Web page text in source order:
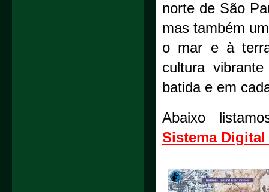
norte de São
mas também
o mar e à
cultura
batida e em
Abaixo
Sistema